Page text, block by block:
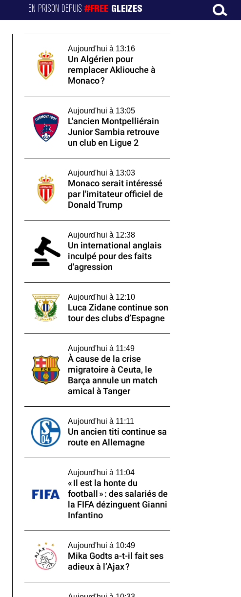
EN PRISON DEPUIS#FREE GLEIZES
Aujourd'hui à 13:16
Un Algérien pour
remplacer Akliouche à
Monaco ?
Aujourd'hui à 13:05
L'ancien Montpelliérain
Junior Sambia retrouve
un club en Ligue 2
Aujourd'hui à 13:03
Monaco serait intéressé
par l'imitateur officiel de
Donald Trump
Aujourd'hui à 12:38
Un international anglais
inculpé pour des faits
d'agression
Aujourd'hui à 12:10
Luca Zidane continue son
tour des clubs d’Espagne
Aujourd'hui à 11:49
À cause de la crise
migratoire à Ceuta, le
Barça annule un match
amical à Tanger
Aujourd'hui à 11:11
Un ancien titi continue sa
route en Allemagne
Aujourd'hui à 11:04
« Il est la honte du
football » : des salariés de
la FIFA dézinguent Gianni
Infantino
Aujourd'hui à 10:49
Mika Godts a-t-il fait ses
adieux à l’Ajax ?